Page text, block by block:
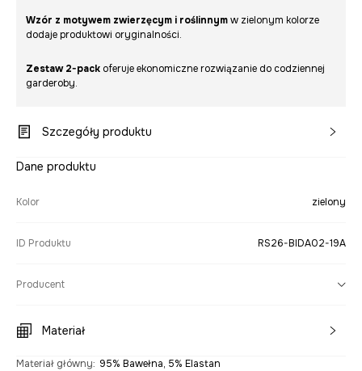
Wzór z motywem zwierzęcym i roślinnymw zielonym kolorze
dodaje produktowi oryginalności.
Zestaw 2-pack oferuje ekonomiczne rozwiązanie do codziennej
garderoby.
Szczegóły produktu
Dane produktu
Kolor zielony
ID Produktu RS26-BIDA02-19A
Producent
Materiał
Materiał główny: 95% Bawełna, 5% Elastan